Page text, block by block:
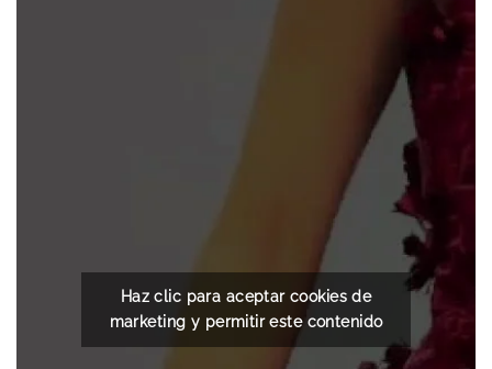
Haz clic para aceptar cookies de
marketing y permitir este contenido